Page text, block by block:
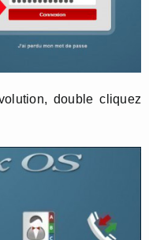
double cliquez